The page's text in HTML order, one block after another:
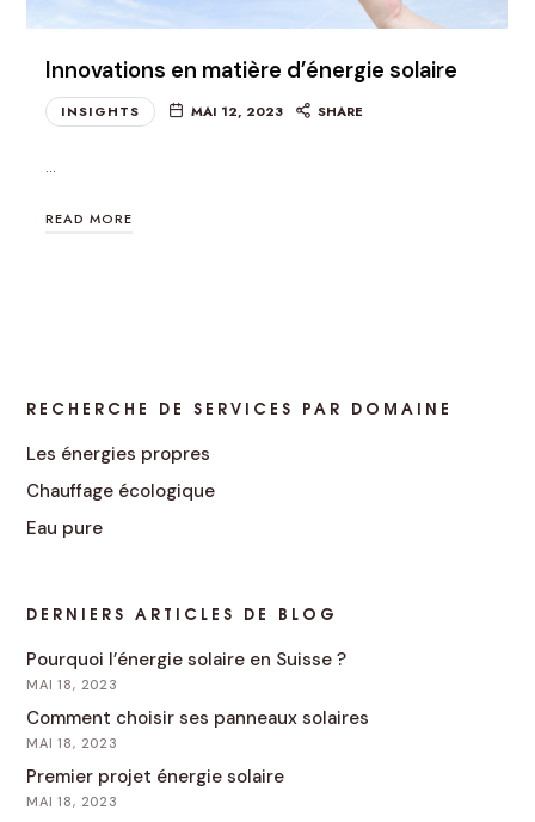
Innovations en matière d’énergie solaire
INSIGHTS MAI 12, 2023 SHARE
…
READ MORE
RECHERCHE DE SERVICES PAR DOMAINE
Les énergies propres
Chauffage écologique
Eau pure
DERNIERS ARTICLES DE BLOG
Pourquoi l’énergie solaire en Suisse ?
MAI 18, 2023
Comment choisir ses panneaux solaires
MAI 18, 2023
Premier projet énergie solaire
MAI 18, 2023